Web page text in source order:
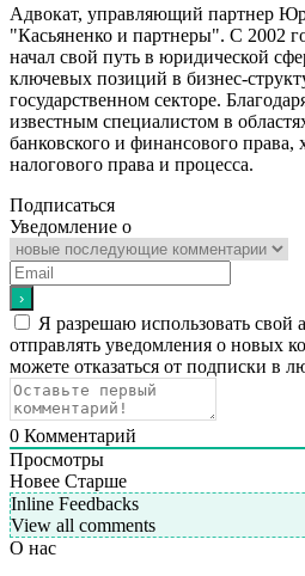
Адвокат, управляющий партнер
"Касьяненко и партнеры". С 2002
начал свой путь в юридической
ключевых позиций в бизнес-
государственном секторе.
известным специалистом в
банковского и финансового права,
налогового права и процесса.
Подписаться
Уведомление о
Я разрешаю использовать свой
отправлять уведомления о новых
можете отказаться от подписки в
0 Комментарий
Просмотры
Новее Старше
Inline Feedbacks
View all comments
О нас